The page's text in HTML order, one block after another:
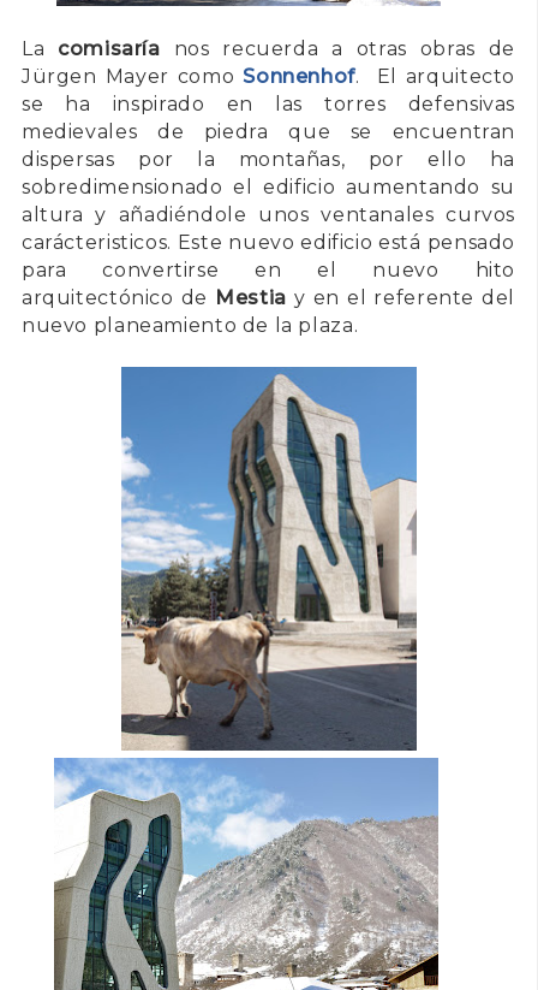
La comisaría nos recuerda a otras obras de
Jürgen Mayer comoSonnenhof. El arquitecto
se ha inspirado en las torres defensivas
medievales de piedra que se encuentran
dispersas por la montañas, por ello ha
sobredimensionado el edificio aumentando su
altura y añadiéndole unos ventanales curvos
carácteristicos. Este nuevo edificio está pensado
para convertirse en el nuevo hito
arquitectónico de Mestia y en el referente del
nuevo planeamiento de la plaza.